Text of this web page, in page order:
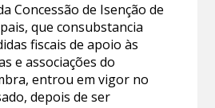
Concessão de Isenção de
que consubstancia
fiscais de apoio às
e associações do
entrou em vigor no
depois de ser